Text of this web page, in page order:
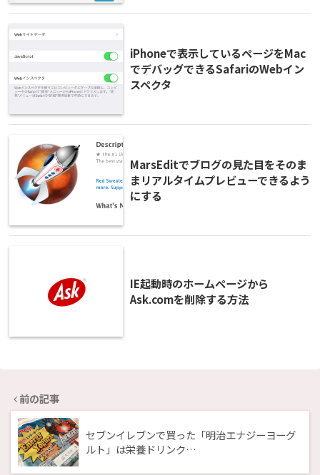
iPhoneで表示しているページをMac
でデバッグできるSafariのWebイン
スペクタ
MarsEditでブログの見た目をそのま
まリアルタイムプレビューできるよう
にする
IE起動時のホームページから
Ask.comを削除する方法
前の記事
セブンイレブンで買った「明治エナジーヨーグ
ルト」は栄養ドリンク…